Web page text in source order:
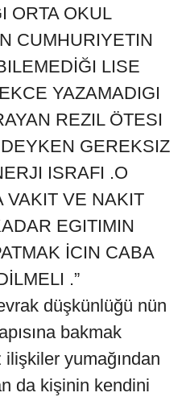
ORTA OKUL
CUMHURIYETIN
LISE
YAZAMADIGI
REZIL ÖTESI
GEREKSIZ
ISRAFI .O
VAKIT VE NAKIT
EGITIMIN
İCIN CABA
.”
düşkünlüğü nün
bakmak
ilişkiler yumağından
da kişinin kendini